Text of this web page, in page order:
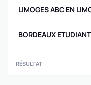
LIMOGES ABC EN
BORDEAUX
RÉSULTAT